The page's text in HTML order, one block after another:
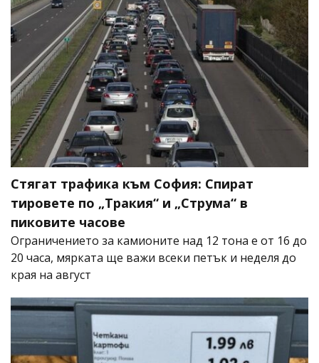
Стягат трафика към София: Спират
тировете по „Тракия“ и „Струма“ в
пиковите часове
Ограничението за камионите над 12 тона е от 16 до
20 часа, мярката ще важи всеки петък и неделя до
края на август